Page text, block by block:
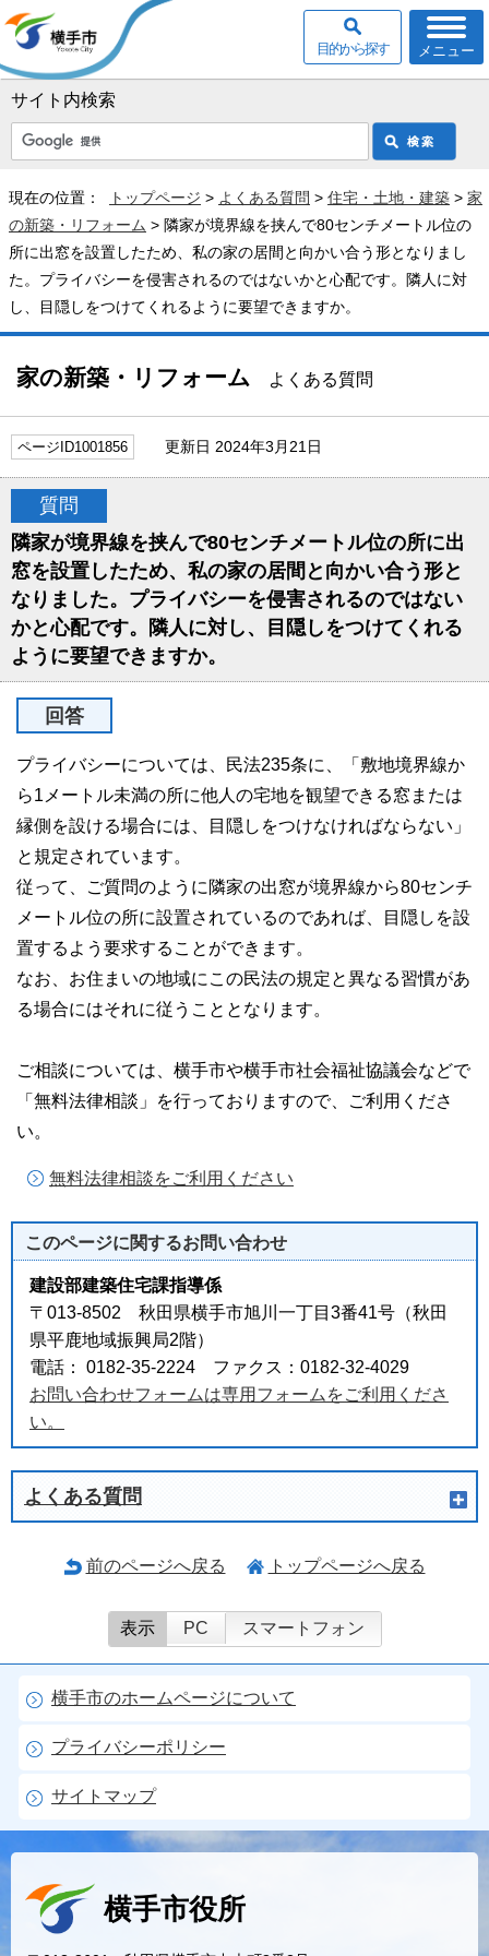
サイト内検索
メニュー
目的から探す
現在の位置： トップページ > よくある質問 > 住宅・土地・建築 > 家
の新築・リフォーム > 隣家が境界線を挟んで80センチメートル位の
所に出窓を設置したため、私の家の居間と向かい合う形となりまし
た。プライバシーを侵害されるのではないかと心配です。隣人に対
し、目隠しをつけてくれるように要望できますか。
家の新築・リフォーム よくある質問
ページID1001856 更新日 2024年3月21日
質問
隣家が境界線を挟んで80センチメートル位の所に出
窓を設置したため、私の家の居間と向かい合う形と
なりました。プライバシーを侵害されるのではない
かと心配です。隣人に対し、目隠しをつけてくれる
ように要望できますか。
回答
プライバシーについては、民法235条に、「敷地境界線か
ら1メートル未満の所に他人の宅地を観望できる窓または
縁側を設ける場合には、目隠しをつけなければならない」
と規定されています。
従って、ご質問のように隣家の出窓が境界線から80センチ
メートル位の所に設置されているのであれば、目隠しを設
置するよう要求することができます。
なお、お住まいの地域にこの民法の規定と異なる習慣があ
る場合にはそれに従うこととなります。
ご相談については、横手市や横手市社会福祉協議会などで
「無料法律相談」を行っておりますので、ご利用くださ
い。
無料法律相談をご利用ください
このページに関するお問い合わせ
建設部建築住宅課指導係
〒013-8502 秋田県横手市旭川一丁目3番41号（秋田
県平鹿地域振興局2階）
電話： 0182-35-2224 ファクス：0182-32-4029
お問い合わせフォームは専用フォームをご利用くださ
い。
よくある質問
前のページへ戻る トップページへ戻る
表示 PC スマートフォン
横手市のホームページについて
プライバシーポリシー
サイトマップ
横手市役所